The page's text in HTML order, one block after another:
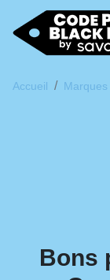
Accueil Marques
Bons